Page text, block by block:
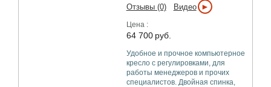
Отзывы (0)
Видео ►
Цена :
64 700 руб.
Удобное и прочное компьютерное
кресло с регулировками, для
работы менеджеров и прочих
специалистов. Двойная спинка,